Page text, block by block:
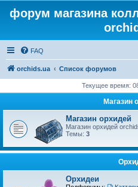
форум магазина
FAQ
orchids.ua Список форумов
Текущее время:
Магазин
Магазин орхидей
Магазин орхидей
Темы: 3
Орхидеи